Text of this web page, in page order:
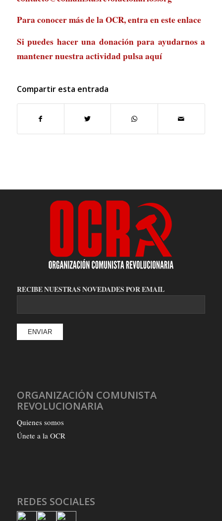
Para conocer más de la OCR, entra eneste enlace
Si puedes hacer una donación para ayudarnos a
mantener nuestra actividad pulsa aquí
Compartir esta entrada
RECIBE NUESTRAS NOVEDADES POR EMAIL
ORGANIZACIÓN COMUNISTA
REVOLUCIONARIA
Quienes somos
Únete a la OCR
REDES SOCIALES